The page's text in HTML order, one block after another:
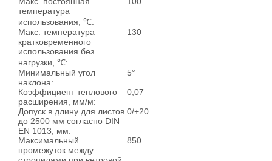
температура
использования, ℃:
Макс. температура
кратковременного
использования без
нагрузки, ℃:
130
Минимальный угол
наклона:
5°
Коэффициент теплового
расширения, мм/м:
0,07
Допуск в длину для листов
до 2500 мм согласно DIN
EN 1013, мм:
0/+20
Максимальный
промежуток между
850